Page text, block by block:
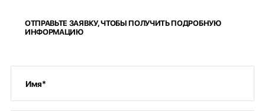
ОТПРАВЬТЕ ЗАЯВКУ, ЧТОБЫ ПОЛУЧИТЬ ПОДРОБНУЮ
ИНФОРМАЦИЮ